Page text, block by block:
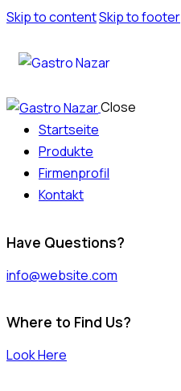
Skip to contentSkip to footer
Close
Startseite
Produkte
Firmenprofil
Kontakt
Have Questions?
info@website.com
Where to Find Us?
Look Here